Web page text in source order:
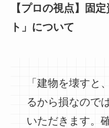
【プロの視点】固
ト」について
「建物を壊すと
るから損なので
いただきます。